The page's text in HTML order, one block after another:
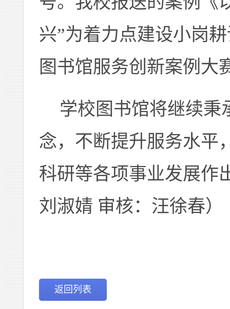
兴”为着力点建设小岗
图书馆服务创新案例大
学校图书馆将继续秉
念，不断提升服务水平
科研等各项事业发展作
刘淑婧 审核：汪徐春）
返回列表